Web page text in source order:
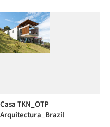
Casa TKN_OTP
Arquitectura_Brazil